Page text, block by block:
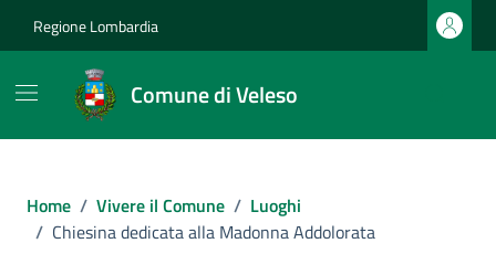
Regione Lombardia
Comune di Veleso
Home / Vivere il Comune / Luoghi
/ Chiesina dedicata alla Madonna Addolorata